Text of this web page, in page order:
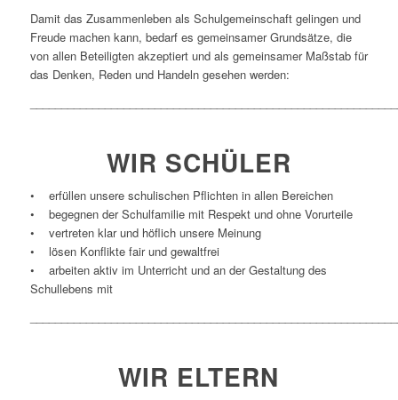
Damit das Zusammenleben als Schulgemeinschaft gelingen und
Freude machen kann, bedarf es gemeinsamer Grundsätze, die
von allen Beteiligten akzeptiert und als gemeinsamer Maßstab für
das Denken, Reden und Handeln gesehen werden:
WIR SCHÜLER
• erfüllen unsere schulischen Pflichten in allen Bereichen
• begegnen der Schulfamilie mit Respekt und ohne Vorurteile
• vertreten klar und höflich unsere Meinung
• lösen Konflikte fair und gewaltfrei
• arbeiten aktiv im Unterricht und an der Gestaltung des
Schullebens mit
WIR ELTERN